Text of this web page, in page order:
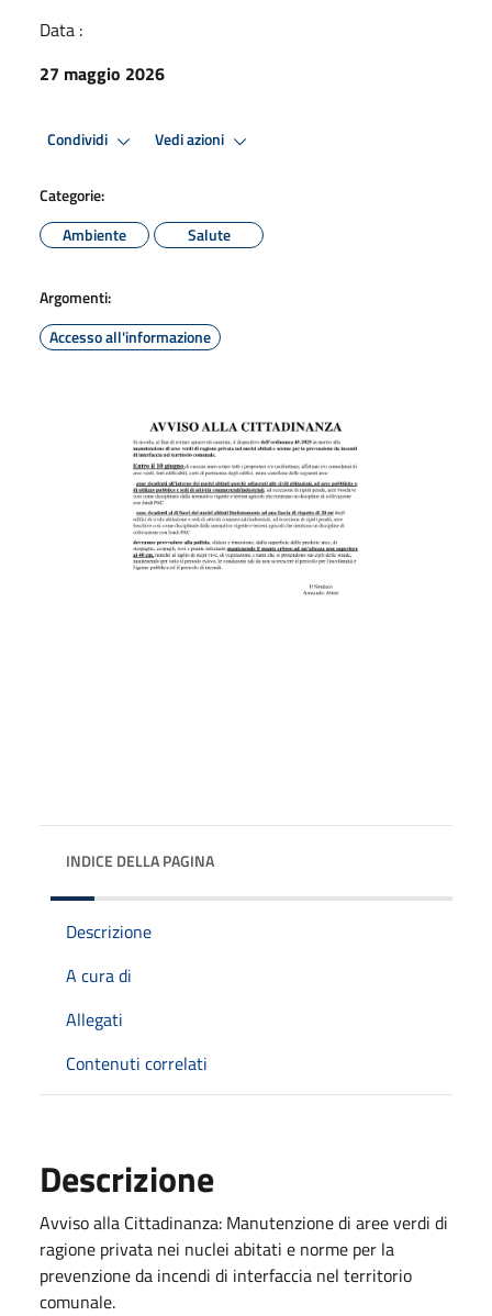
Data :
27 maggio 2026
Condividi Vedi azioni
Categorie:
Ambiente
Salute
Argomenti:
Accesso all'informazione
INDICE DELLA PAGINA
Descrizione
A cura di
Allegati
Contenuti correlati
Descrizione
Avviso alla Cittadinanza: Manutenzione di aree verdi di
ragione privata nei nuclei abitati e norme per la
prevenzione da incendi di interfaccia nel territorio
comunale.